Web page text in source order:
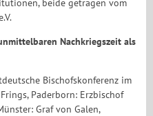
beide getragen vom
Nachkriegszeit als
Bischofskonferenz im
Paderborn: Erzbischof
Graf von Galen,